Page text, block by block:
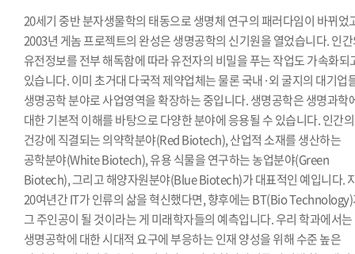
20세기 중반 분자생물학의 태동으로 생명체 연구의 패러다임이 바뀌었
2003년 게놈 프로젝트의 완성은 생명공학의 신기원을 열었습니다. 인
유전정보를 전부 해독함에 따라 유전자의 비밀을 푸는 작업도 가속화되
있습니다. 이미 초거대 다국적 제약업체는 물론 국내·외 굴지의 대기업
생명공학 분야로 사업영역을 확장하는 중입니다. 생명공학은 생명과학
대한 기본적 이해를 바탕으로 다양한 분야에 응용될 수 있습니다. 인간의
건강에 직결되는 의약학분야(Red Biotech), 산업적 소재를 생산하는
공학분야(White Biotech), 유용 식물을 연구하는 농업분야(Green
Biotech), 그리고 해양자원분야(Blue Biotech)가 대표적인 예입니다.
20여년간 IT가 인류의 삶을 혁신했다면, 향후에는 BT(Bio
그 주인공이 될 것이라는 게 미래학자들의 예측입니다. 우리 학과에서는
생명공학에 대한 시대적 요구에 부응하는 인재 양성을 위해 수준 높은